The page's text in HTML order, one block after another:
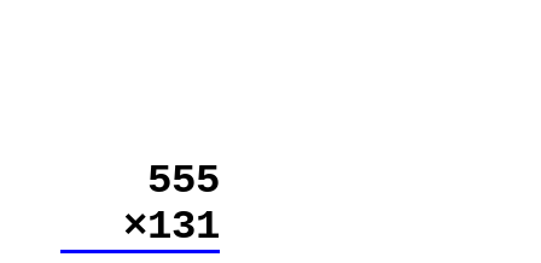
555
×131